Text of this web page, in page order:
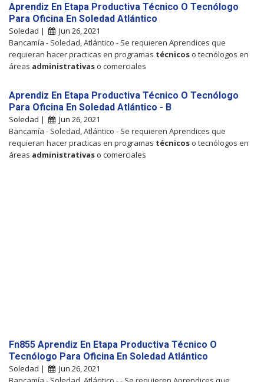
Aprendiz En Etapa Productiva Técnico O Tecnólogo
Para Oficina En Soledad Atlántico
Soledad |
Jun 26, 2021
Bancamía - Soledad, Atlántico - Se requieren Aprendices que
requieran hacer practicas en programas técnicos o tecnólogos en
áreas administrativas o comerciales
Aprendiz En Etapa Productiva Técnico O Tecnólogo
Para Oficina En Soledad Atlántico - B
Soledad |
Jun 26, 2021
Bancamía - Soledad, Atlántico - Se requieren Aprendices que
requieran hacer practicas en programas técnicos o tecnólogos en
áreas administrativas o comerciales
Fn855 Aprendiz En Etapa Productiva Técnico O
Tecnólogo Para Oficina En Soledad Atlántico
Soledad |
Jun 26, 2021